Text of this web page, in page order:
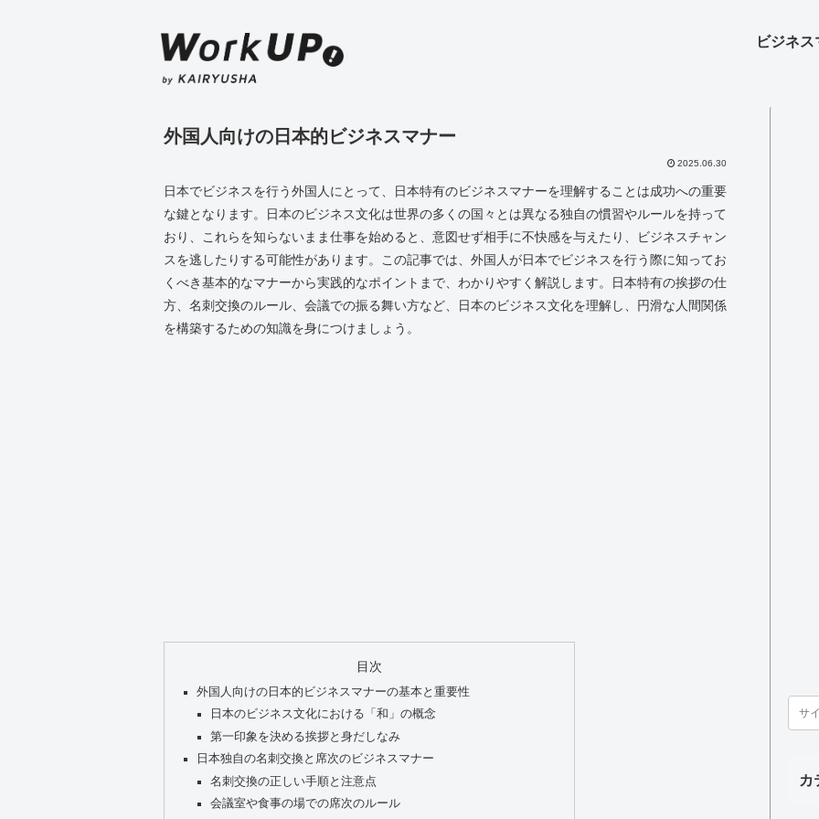
ビジネ
外国人向けの日本的ビジネスマナー
2025.06.30
日本でビジネスを行う外国人にとって、日本特有のビジネスマナーを理解することは成功への重要
な鍵となります。日本のビジネス文化は世界の多くの国々とは異なる独自の慣習やルールを持って
おり、これらを知らないまま仕事を始めると、意図せず相手に不快感を与えたり、ビジネスチャン
スを逃したりする可能性があります。この記事では、外国人が日本でビジネスを行う際に知ってお
くべき基本的なマナーから実践的なポイントまで、わかりやすく解説します。日本特有の挨拶の仕
方、名刺交換のルール、会議での振る舞い方など、日本のビジネス文化を理解し、円滑な人間関係
を構築するための知識を身につけましょう。
目次
外国人向けの日本的ビジネスマナーの基本と重要性
日本のビジネス文化における「和」の概念
第一印象を決める挨拶と身だしなみ
日本独自の名刺交換と席次のビジネスマナー
名刺交換の正しい手順と注意点
会議室や食事の場での席次のルール
カ